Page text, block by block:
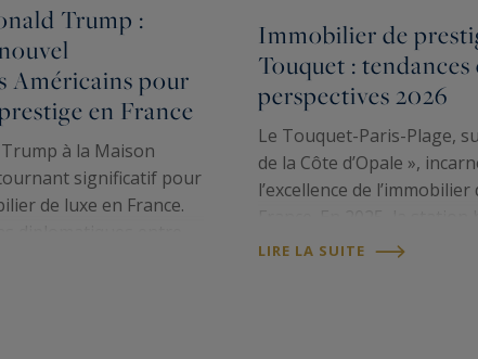
Trump :
Américains pour
en France
à la Maison
significatif pour
de luxe en France.
des turbulences,
Immobilier de
Touquet : tendances
perspectives 2026
Le Touquet-Paris-Plage,
de la Côte d’Opale »,
l’excellence de
son statut de marché
LIRE LA SUITE